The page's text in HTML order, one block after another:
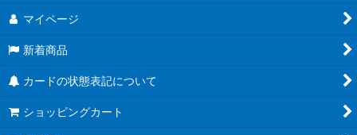
マイページ
新着商品
カードの状態表記について
ショッピングカート